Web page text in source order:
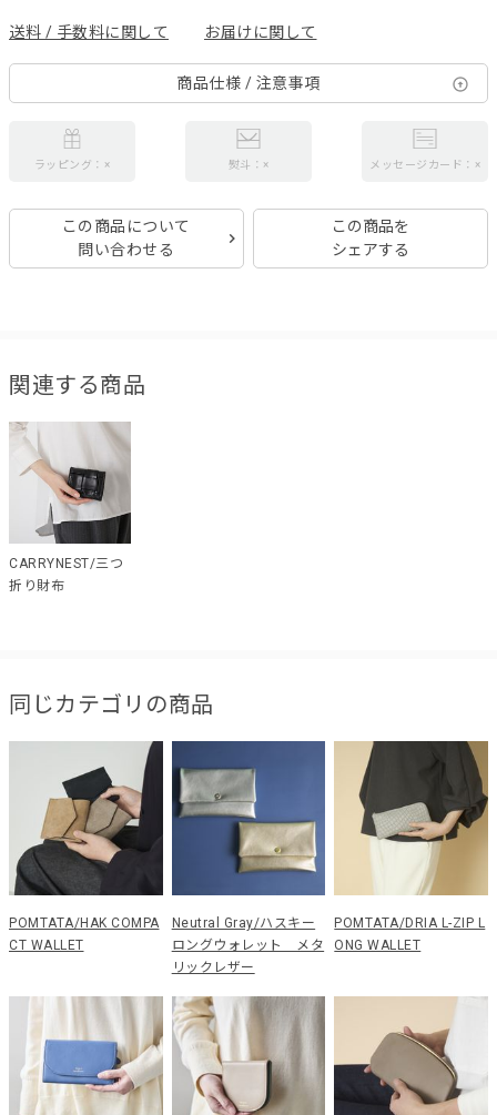
送料 / 手数料に関して お届けに関して
商品仕様 / 注意事項
ラッピング：× 熨斗：× メッセージカード：×
この商品について
問い合わせる
この商品を
シェアする
関連する商品
CARRYNEST/三つ
折り財布
同じカテゴリの商品
POMTATA/HAK COMPA
CT WALLET
Neutral Gray/ハスキー
ロングウォレット メタ
リックレザー
POMTATA/DRIA L-ZIP L
ONG WALLET